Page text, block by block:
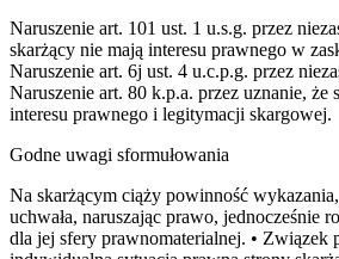
Naruszenie art. 101 ust. 1 u.s.g. przez
skarżący nie mają interesu prawnego w
Naruszenie art. 6j ust. 4 u.c.p.g. przez
Naruszenie art. 80 k.p.a. przez uznanie, że
interesu prawnego i legitymacji skargowej.
Godne uwagi sformułowania
Na skarżącym ciąży powinność
uchwała, naruszając prawo, jednocześnie
dla jej sfery prawnomaterialnej. • Związek